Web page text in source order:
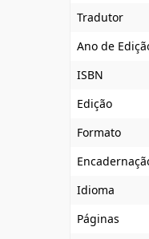
Tradutor
Ano de
ISBN
Edição
Formato
Idioma
Páginas